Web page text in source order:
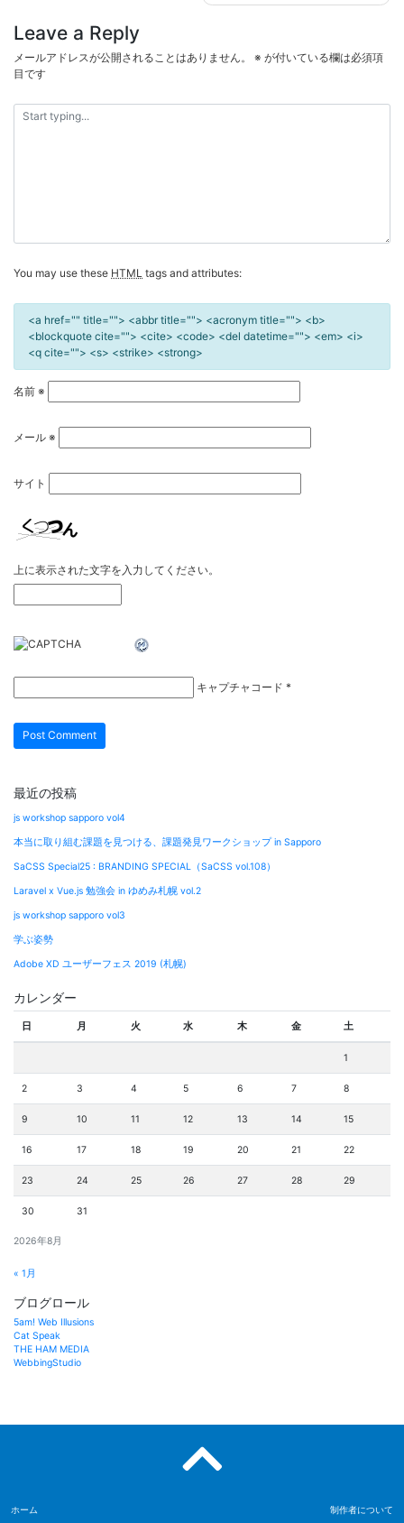
ビ
ゲ
ー
ョ
Leave a Reply
メールアドレスが公開されることはありません。 ※ が付いている欄は必須項
目です
You may use these HTML tags and attributes:
<a href="" title=""> <abbr title=""> <acronym title=""> <b>
<blockquote cite=""> <cite> <code> <del datetime=""> <em> <i>
<q cite=""> <s> <strike> <strong>
名前 ※
メール ※
サイト
上に表示された文字を入力してください。
キャプチャコード *
最近の投稿
js workshop sapporo vol4
本当に取り組む課題を見つける、課題発見ワークショップ in Sapporo
SaCSS Special25 : BRANDING SPECIAL（SaCSS vol.108）
Laravel x Vue.js 勉強会 in ゆめみ札幌 vol.2
js workshop sapporo vol3
学ぶ姿勢
Adobe XD ユーザーフェス 2019 (札幌)
カレンダー
2026年8月
日 月 火 水 木 金 土
1
2 3 4 5 6 7 8
9 10 11 12 13 14 15
16 17 18 19 20 21 22
23 24 25 26 27 28 29
30 31
« 1月
ブログロール
5am! Web Illusions
Cat Speak
THE HAM MEDIA
WebbingStudio
ホーム 制作者について